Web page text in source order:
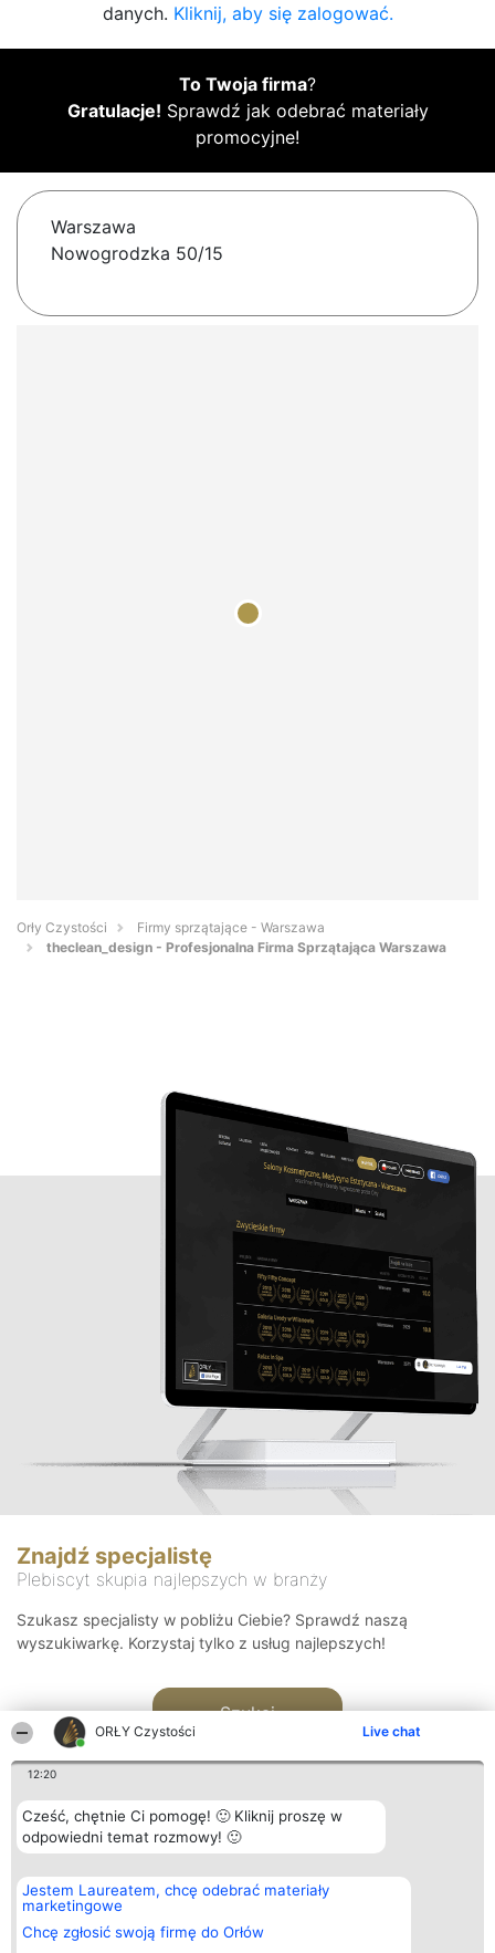
ORŁY Czystości Live chat
12:20
Cześć, chętnie Ci pomogę! 🙂 Kliknij proszę w
odpowiedni temat rozmowy! 🙂
Jestem Laureatem, chcę odebrać materiały
marketingowe
Chcę zgłosić swoją firmę do Orłów
danych. Kliknij, aby się zalogować.
To Twoja firma?
Gratulacje! Sprawdź jak odebrać materiały
promocyjne!
Warszawa
Nowogrodzka 50/15
Orły Czystości
Firmy sprzątające - Warszawa
theclean_design - Profesjonalna Firma Sprzątająca Warszawa
Znajdź specjalistę
Plebiscyt skupia najlepszych w branży
Szukasz specjalisty w pobliżu Ciebie? Sprawdź naszą
wyszukiwarkę. Korzystaj tylko z usług najlepszych!
Szukaj
Organizator plebiscytu
Bright Side Solutions sp. z o.
o. sp. k.
ul. Ruska 22
Wrocław 50-079
Plebiscyt
Laureaci
wszystkich
Laureatów
Kontakt
Kontakt